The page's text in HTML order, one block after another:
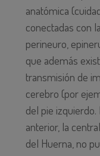
anatómica
conectadas con
perineuro,
que además
transmisión de
cerebro (por
del pie
anterior, la
del Huerna, no